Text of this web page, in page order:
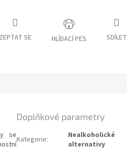
ZEPTAT SE HLÍDACÍ PES SDÍLET
se
Doplňkové parametry
Kategorie:
Nealkoholické
alternativy